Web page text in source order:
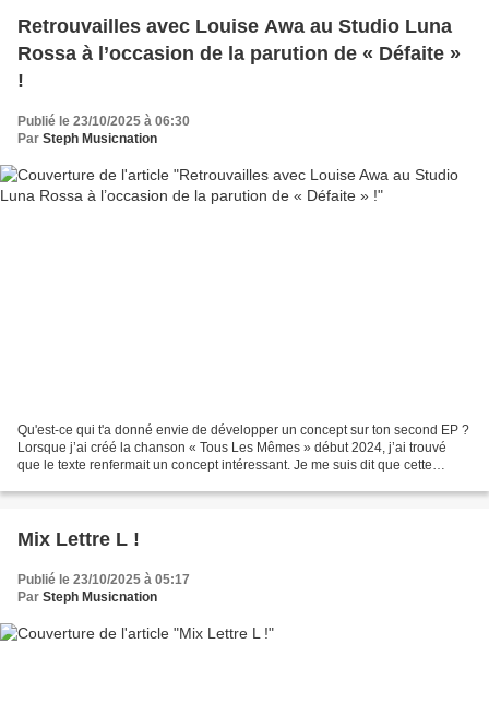
Retrouvailles avec Louise Awa au Studio Luna
Rossa à l’occasion de la parution de « Défaite »
!
Publié le 23/10/2025 à 06:30
Par Steph Musicnation
Qu'est-ce qui t'a donné envie de développer un concept sur ton second EP ?
Lorsque j’ai créé la chanson « Tous Les Mêmes » début 2024, j’ai trouvé
que le texte renfermait un concept intéressant. Je me suis dit que cette
Mix Lettre L !
Publié le 23/10/2025 à 05:17
Par Steph Musicnation